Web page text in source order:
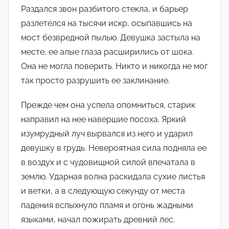
Раздался звон разбитого стекла, и барьер
разлетелся на тысячи искр, осыпавшись на
мост безвредной пылью. Девушка застыла на
месте, ее алые глаза расширились от шока.
Она не могла поверить. Никто и никогда не мог
так просто разрушить ее заклинание.
Прежде чем она успела опомниться, старик
направил на нее навершие посоха. Яркий
изумрудный луч вырвался из него и ударил
девушку в грудь. Невероятная сила подняла ее
в воздух и с чудовищной силой впечатала в
землю. Ударная волна раскидала сухие листья
и ветки, а в следующую секунду от места
падения вспыхнуло пламя и огонь жадными
языками, начал пожирать древний лес.